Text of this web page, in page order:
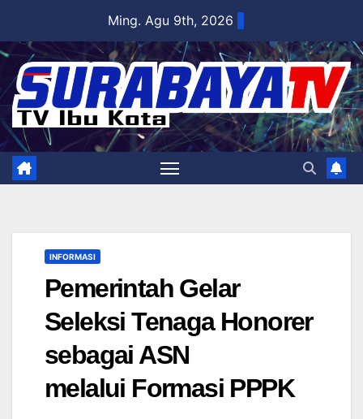
content
Ming. Agu 9th, 2026
INFORMASI
Pemerintah Gelar
Seleksi Tenaga Honorer
sebagai ASN
melalui Formasi PPPK